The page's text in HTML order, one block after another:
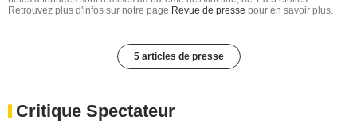
Retrouvez plus d'infos sur notre page Revue de presse pour en savoir plus.
5 articles de presse
Critique Spectateur